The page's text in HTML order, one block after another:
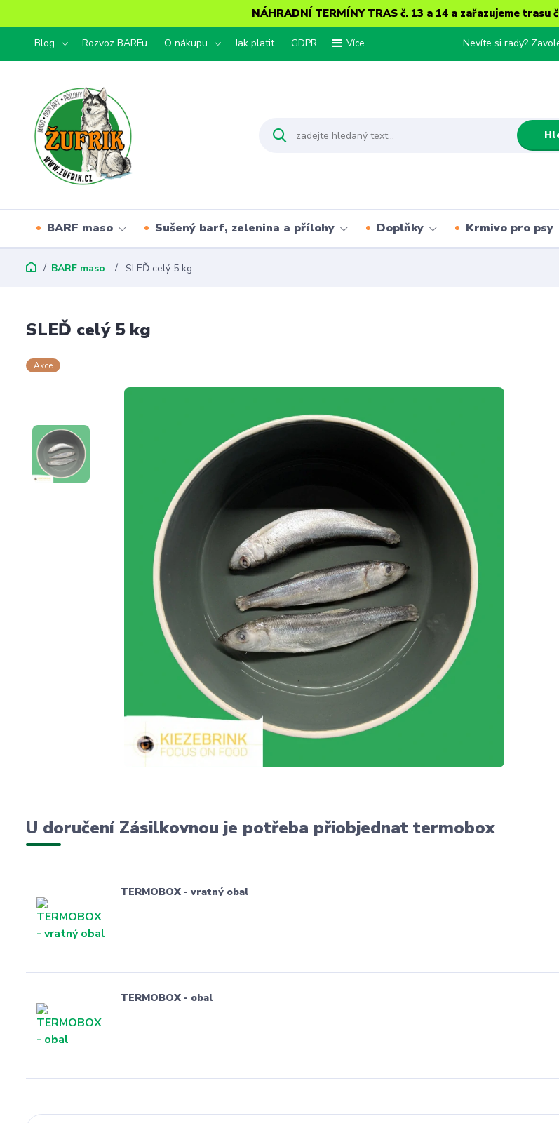
NÁHRADNÍ TERMÍNY TRAS č. 13 a 14 a zařazujeme trasu
Blog Rozvoz BARFu O nákupu Jak platit GDPR Více Nevíte si rady?
BARF maso Sušený barf, zelenina a přílohy Doplňky Krmivo pro psy
BARF maso SLEĎ celý 5 kg
SLEĎ celý 5 kg
Akce
U doručení Zásilkovnou je potřeba přiobjednat termobox
TERMOBOX - vratný obal
TERMOBOX - obal